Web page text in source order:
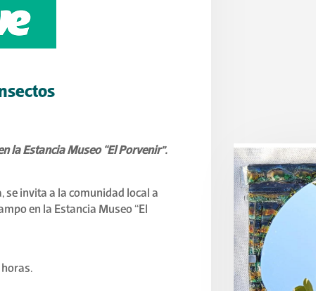
la Estancia Museo “El Porvenir”.
se invita a la comunidad local a
en la Estancia Museo “El